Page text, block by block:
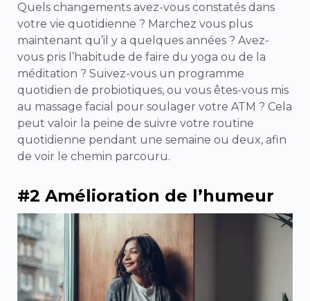
Quels changements avez-vous constatés dans
votre vie quotidienne ? Marchez vous plus
maintenant qu’il y a quelques années ? Avez-
vous pris l’habitude de faire du yoga ou de la
méditation ? Suivez-vous un programme
quotidien de probiotiques, ou vous êtes-vous mis
au massage facial pour soulager votre ATM ? Cela
peut valoir la peine de suivre votre routine
quotidienne pendant une semaine ou deux, afin
de voir le chemin parcouru.
#2 Amélioration de l’humeur